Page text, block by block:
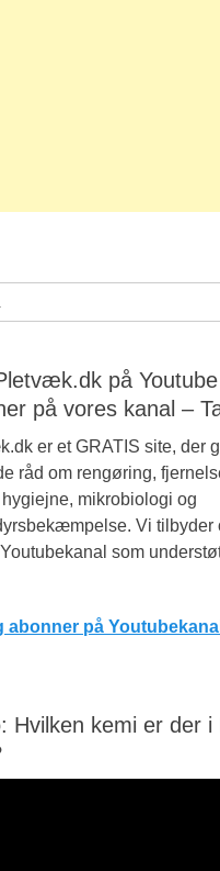
på
på vores kanal –
er et GRATIS site, der
råd om rengøring,
hygiejne, mikrobiologi og
Vi tilbyder
som
abonner på
Hvilken kemi er der i